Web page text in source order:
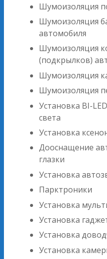
Шумоизоляция
Шумоизоляция
автомобиля
Шумоизоляция
(подкрылков)
Шумоизоляция
Шумоизоляция
Установка BI-
света
Установка
Дооснащение
глазки
Установка
Парктроники
Установка
Установка
Установка
Установка